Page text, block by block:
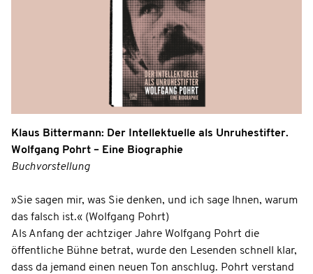
Klaus Bittermann: Der Intellektuelle als Unruhestifter.
Wolfgang Pohrt – Eine Biographie
Buchvorstellung
»Sie sagen mir, was Sie denken, und ich sage Ihnen, warum
das falsch ist.« (Wolfgang Pohrt)
Als Anfang der achtziger Jahre Wolfgang Pohrt die
öffentliche Bühne betrat, wurde den Lesenden schnell klar,
dass da jemand einen neuen Ton anschlug. Pohrt verstand